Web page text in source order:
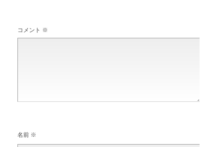
コメント ※
名前 ※